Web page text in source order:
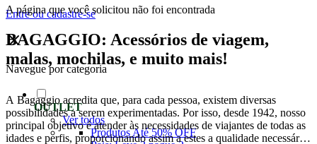
Entreou cadastre-se
Navegue por categoria
OUTLET
Ver todos
Produtos Até 50% OFF
A página que você solicitou não foi encontrada
BAGAGGIO: Acessórios de viagem,
malas, mochilas, e muito mais!
A Bagaggio acredita que, para cada pessoa, existem diversas
possibilidades a serem experimentadas. Por isso, desde 1942, nosso
principal objetivo é atender às necessidades de viajantes de todas as
idades e perfis, proporcionando assim a estes a qualidade necessária